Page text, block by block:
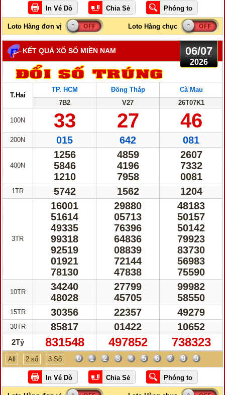
KẾT QUẢ XỔ SỐ MIỀN NAM 06/07
2026
T.Hai
100N
200N
400N
1TR
3TR
10TR
15TR
30TR
2Tỷ
TP. HCM
7B2
33
015
1256
5846
1210
5742
16001
51614
49335
99318
92519
01921
78130
34240
48028
30356
85817
831548
Đồng Tháp
V27
27
642
4859
4196
7958
1562
29880
05713
76396
64836
08839
72144
47838
27799
45705
22357
01422
497852
Cà Mau
26T07K1
46
081
2607
7332
0081
1204
48183
50157
50142
79923
83730
56983
75590
99982
58550
49279
10652
738323
All 2 số 3 Số 0 1 2 3 4 5 6 7 8 9